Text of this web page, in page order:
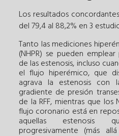
Los resultados
del 79,4 al 88,2% en 3
Tanto las mediciones
(NHPR) se pueden
de las estenosis, incluso
el flujo hiperémico, que
agrava la estenosis con
gradiente de presión
de la RFF, mientras que los
flujo coronario está en
aquellas estenosis
progresivamente (más